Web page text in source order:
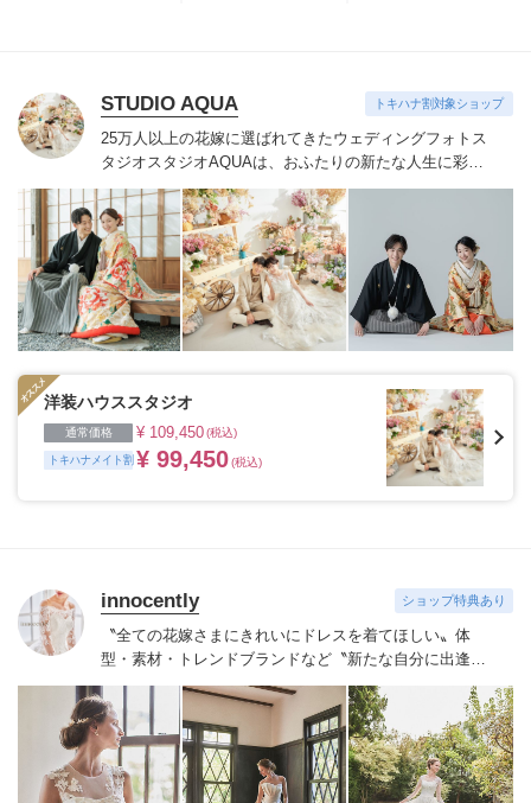
STUDIO AQUA トキハナ割対象ショップ
25万人以上の花嫁に選ばれてきたウェディングフォトス
タジオ スタジオAQUAは、おふたりの新たな人生に彩り
を添える“最高のウェディングフォト”のお手伝いをさせ
ていただきます。1枚の写真のチカラを信じて
洋装ハウススタジオ
通常価格 ¥ 109,450(税込)
トキハナメイト割 ¥ 99,450(税込)
innocently ショップ特典あり
〝全ての花嫁さまにきれいにドレスを着てほしい〟 体
型・素材・トレンドブランドなど〝新たな自分に出逢え
る〟幅広いラインナップが揃うinnocently。
素材・デザイ
ンにこだわったオリジナルドレスは3～23号まで展開。
国内外の有名デザイナーズドレスも多数取扱っており、
NYやミラノ・バルセロナからセレクトされたインポート
ドレスは全て日本人花嫁向けにサイズ調整。さらに和装